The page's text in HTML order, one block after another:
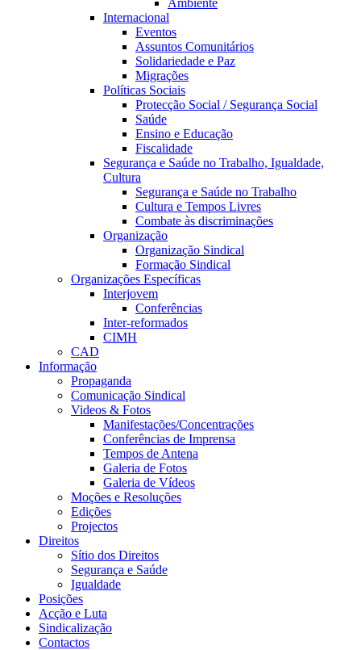
Internacional
Eventos
Assuntos Comunitários
Solidariedade e Paz
Migrações
Políticas Sociais
Protecção Social / Segurança Social
Saúde
Ensino e Educação
Fiscalidade
Segurança e Saúde no Trabalho, Igualdade,
Cultura
Segurança e Saúde no Trabalho
Cultura e Tempos Livres
Combate às discriminações
Organização
Organização Sindical
Formação Sindical
Organizações Específicas
Interjovem
Conferências
Inter-reformados
CIMH
CAD
Informação
Propaganda
Comunicação Sindical
Videos & Fotos
Manifestações/Concentrações
Conferências de Imprensa
Tempos de Antena
Galeria de Fotos
Galeria de Vídeos
Moções e Resoluções
Edições
Projectos
Direitos
Sítio dos Direitos
Segurança e Saúde
Igualdade
Posições
Acção e Luta
Sindicalização
Contactos